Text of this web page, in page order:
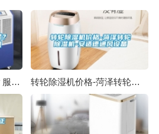
服装仓库潮湿怎么除湿？服装仓库防潮用除湿机 转轮除湿机价格-菏泽转轮除湿机-安适德通风设备